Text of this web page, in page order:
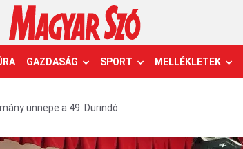
GAZDASÁG SPORT MELLÉKLETEK
ünnepe a 49. Durindó